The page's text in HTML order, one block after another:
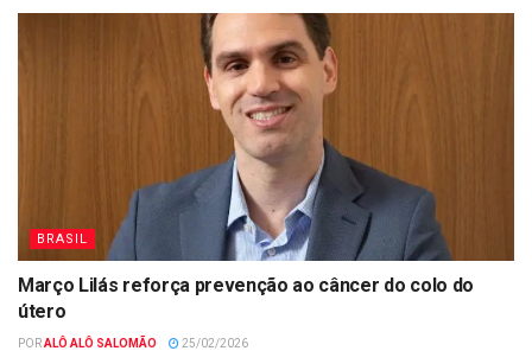
BRASIL
Março Lilás reforça prevenção ao câncer do colo do
útero
PORALÔ ALÔ SALOMÃO 25/02/2026